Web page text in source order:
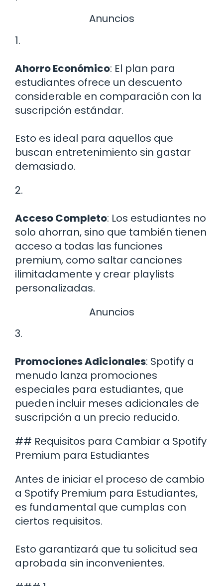
Anuncios
1.
Ahorro Económico: El plan para
estudiantes ofrece un descuento
considerable en comparación con la
suscripción estándar.
Esto es ideal para aquellos que
buscan entretenimiento sin gastar
demasiado.
2.
Acceso Completo: Los estudiantes no
solo ahorran, sino que también tienen
acceso a todas las funciones
premium, como saltar canciones
ilimitadamente y crear playlists
personalizadas.
Anuncios
3.
Promociones Adicionales: Spotify a
menudo lanza promociones
especiales para estudiantes, que
pueden incluir meses adicionales de
suscripción a un precio reducido.
## Requisitos para Cambiar a Spotify
Premium para Estudiantes
Antes de iniciar el proceso de cambio
a Spotify Premium para Estudiantes,
es fundamental que cumplas con
ciertos requisitos.
Esto garantizará que tu solicitud sea
aprobada sin inconvenientes.